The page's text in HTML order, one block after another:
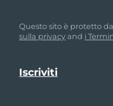
Questo sito è protetto
sulla privacyand i